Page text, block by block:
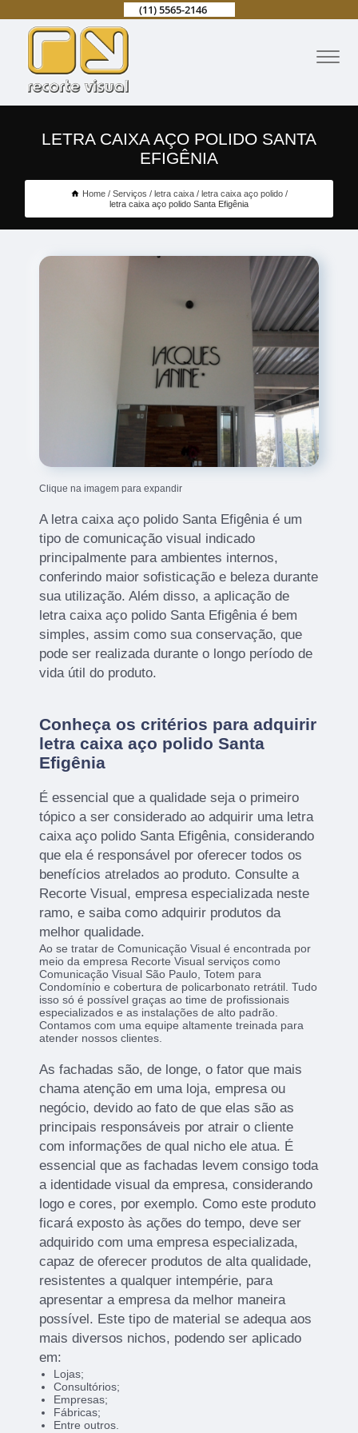
(11) 5565-2146
LETRA CAIXA AÇO POLIDO SANTA
EFIGÊNIA
Home Serviços letra caixa
letra caixa aço polido
letra caixa aço polido Santa Efigênia
Clique na imagem para expandir
A letra caixa aço polido Santa Efigênia é um
tipo de comunicação visual indicado
principalmente para ambientes internos,
conferindo maior sofisticação e beleza durante
sua utilização. Além disso, a aplicação de
letra caixa aço polido Santa Efigênia é bem
simples, assim como sua conservação, que
pode ser realizada durante o longo período de
vida útil do produto.
Conheça os critérios para adquirir
letra caixa aço polido Santa
Efigênia
É essencial que a qualidade seja o primeiro
tópico a ser considerado ao adquirir uma letra
caixa aço polido Santa Efigênia, considerando
que ela é responsável por oferecer todos os
benefícios atrelados ao produto. Consulte a
Recorte Visual, empresa especializada neste
ramo, e saiba como adquirir produtos da
melhor qualidade.
Ao se tratar de Comunicação Visual é encontrada por
meio da empresa Recorte Visual serviços como
Comunicação Visual São Paulo, Totem para
Condomínio e cobertura de policarbonato retrátil. Tudo
isso só é possível graças ao time de profissionais
especializados e as instalações de alto padrão.
Contamos com uma equipe altamente treinada para
atender nossos clientes.
As fachadas são, de longe, o fator que mais
chama atenção em uma loja, empresa ou
negócio, devido ao fato de que elas são as
principais responsáveis por atrair o cliente
com informações de qual nicho ele atua. É
essencial que as fachadas levem consigo toda
a identidade visual da empresa, considerando
logo e cores, por exemplo. Como este produto
ficará exposto às ações do tempo, deve ser
adquirido com uma empresa especializada,
capaz de oferecer produtos de alta qualidade,
resistentes a qualquer intempérie, para
apresentar a empresa da melhor maneira
possível. Este tipo de material se adequa aos
mais diversos nichos, podendo ser aplicado
em:
Lojas;
Consultórios;
Empresas;
Fábricas;
Entre outros.